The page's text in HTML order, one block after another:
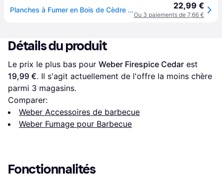
Planches à Fumer en Bois de Cèdre pour tous barbecues x2 22,99 €
Ou 3 paiements de 7,66 €
Détails du produit
Le prix le plus bas pour Weber Firespice Cedar
19,99 €. Il s'agit actuellement de l'offre la moins chère
parmi 3 magasins.
Comparer:
Weber Accessoires de barbecue
Weber Fumage pour Barbecue
Fonctionnalités